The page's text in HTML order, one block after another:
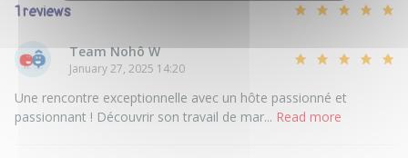
1 reviews
Team Nohô W
January 27, 2025 14:20
Une rencontre exceptionnelle avec un hôte passionné et
passionnant ! Découvrir son travail de mar... Read more